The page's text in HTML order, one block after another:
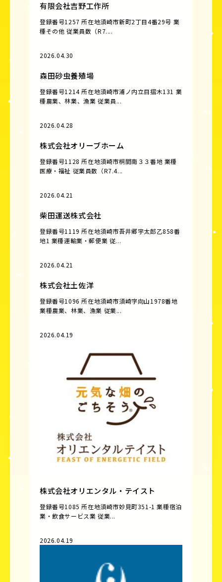
有限会社吉野工作所
登録番号1257 所在地須崎市新町2丁目4番29号 業
種その他 従業員数（R7....
2026.04.30
森田砂虫養殖場
登録番号1214 所在地須崎市浦ノ内立目摺木131 業
種農業、林業、漁業 従業員...
2026.04.28
株式会社オリーブホーム
登録番号1128 所在地須崎市桐間南３３番地 業種
医療・福祉 従業員数（R7.4...
2026.04.21
柴田運送株式会社
登録番号1119 所在地須崎市吾井郷宇太郎乙858番
地1 業種運輸業・郵便業 従...
2026.04.21
株式会社土佐洋
登録番号1096 所在地須崎市須崎字向山1978番地
業種農業、林業、漁業 従業...
2026.04.19
株式会社オリエンタル・テイスト
登録番号1085 所在地須崎市妙見町351-1 業種宿泊
業・飲食サービス業 従業...
2026.04.19